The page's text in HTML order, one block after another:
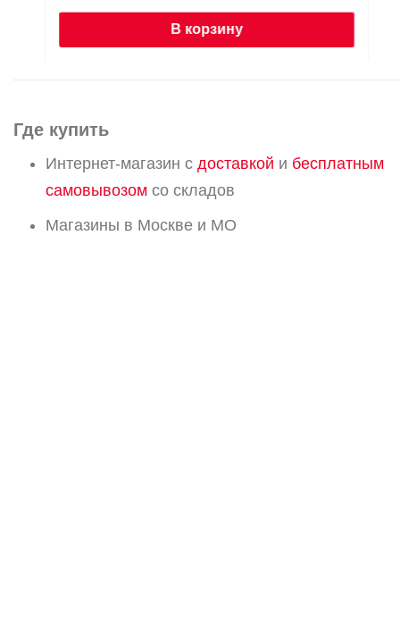
В корзину
Где купить
Интернет-магазин с доставкой и бесплатным
самовывозом со складов
Магазины в Москве и МО